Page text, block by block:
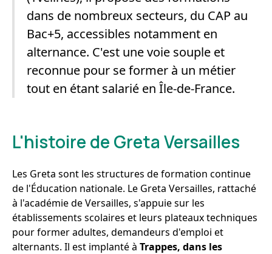
dans de nombreux secteurs, du CAP au
Bac+5, accessibles notamment en
alternance. C'est une voie souple et
reconnue pour se former à un métier
tout en étant salarié en Île-de-France.
L'histoire de Greta Versailles
Les Greta sont les structures de formation continue
de l'Éducation nationale. Le Greta Versailles, rattaché
à l'académie de Versailles, s'appuie sur les
établissements scolaires et leurs plateaux techniques
pour former adultes, demandeurs d'emploi et
alternants. Il est implanté à Trappes, dans les